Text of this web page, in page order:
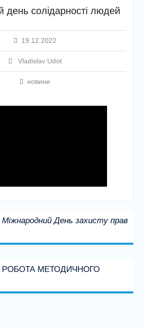
день солідарності людей
19.12.2022
Vladislav Udot
новини
запис:
Міжнародний День захисту прав
запис:
РОБОТА МЕТОДИЧНОГО